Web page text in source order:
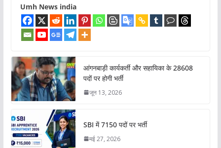
Umh News india
आंगनबाड़ी कार्यकर्ती और सहायिका के 28608
पदों पर होगी भर्ती
जून 13, 2026
SBI में 7150 पदों पर भर्ती
मई 27, 2026